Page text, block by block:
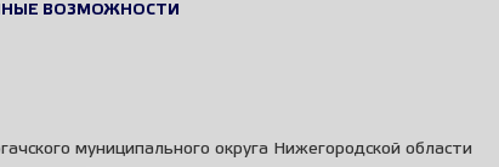
ВОЗМОЖНОСТИ
муниципального округа Нижегородской области